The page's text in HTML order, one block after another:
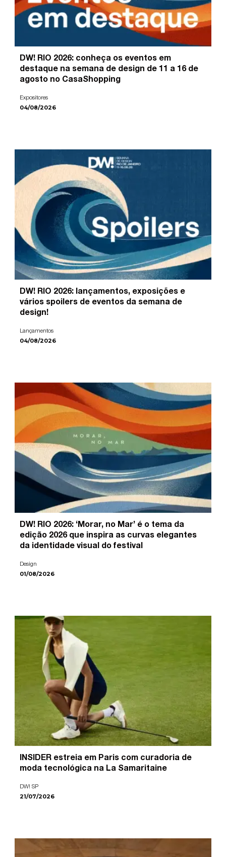
DW! RIO 2026: conheça os eventos em
destaque na semana de design de 11 a 16 de
agosto no CasaShopping
Expositores
04/08/2026
DW! RIO 2026: lançamentos, exposições e
vários spoilers de eventos da semana de
design!
Lançamentos
04/08/2026
DW! RIO 2026: ‘Morar, no Mar’ é o tema da
edição 2026 que inspira as curvas elegantes
da identidade visual do festival
Design
01/08/2026
INSIDER estreia em Paris com curadoria de
moda tecnológica na La Samaritaine
DW! SP
21/07/2026